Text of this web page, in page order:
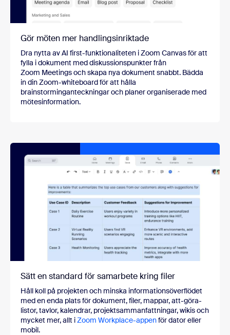
Gör möten mer handlingsinriktade
Dra nytta av AI first-funktionaliteten i Zoom Canvas för att
fylla i dokument med diskussionspunkter från
Zoom Meetings och skapa nya dokument snabbt. Bädda
in din Zoom-whiteboard för att hålla
brainstorminganteckningar och planer organiserade med
mötesinformation.
Sätt en standard för samarbete kring filer
Håll koll på projekten och minska informationsöverflödet
med en enda plats för dokument, filer, mappar, att-göra-
listor, tavlor, kalendrar, projektsammanfattningar, wikis och
mycket mer, allt iZoom Workplace-appenför dator eller
mobil.